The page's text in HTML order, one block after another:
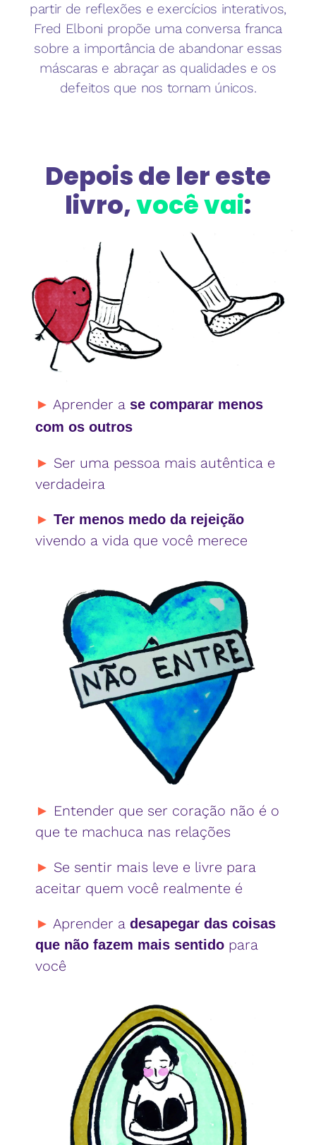
partir de reflexões e exercícios interativos,
Fred Elboni propõe uma conversa franca
sobre a importância de abandonar essas
máscaras e abraçar as qualidades e os
defeitos que nos tornam únicos.
Depois de ler este
livro,você vai:
► Aprender a se comparar menos
com os outros
► Ser uma pessoa mais autêntica e
verdadeira
► Ter menos medo da rejeição
vivendo a vida que você merece
► Entender que ser coração não é o
que te machuca nas relações
► Se sentir mais leve e livre para
aceitar quem você realmente é
► Aprender a desapegar das coisas
que não fazem mais sentidopara
você